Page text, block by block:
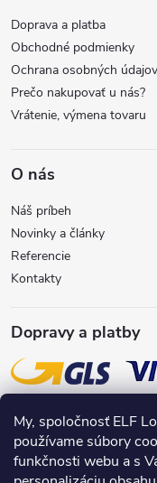
My, spoločnosť ELF
používame súbory
funkčnosti webu a s
e
Doprava a platba
Obchodné podmienky
Ochrana osobných údajov
Prečo nakupovať u nás?
Vrátenie, výmena tovaru
O nás
Náš príbeh
Novinky a články
Referencie
Kontakty
Dopravy a platby